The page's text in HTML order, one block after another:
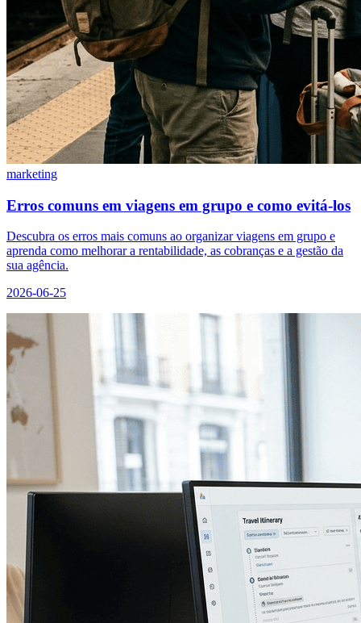
marketing
Erros comuns em viagens em grupo e como evitá-los
Descubra os erros mais comuns ao organizar viagens em grupo e
aprenda como melhorar a rentabilidade, as cobranças e a gestão da
sua agência.
2026-06-25